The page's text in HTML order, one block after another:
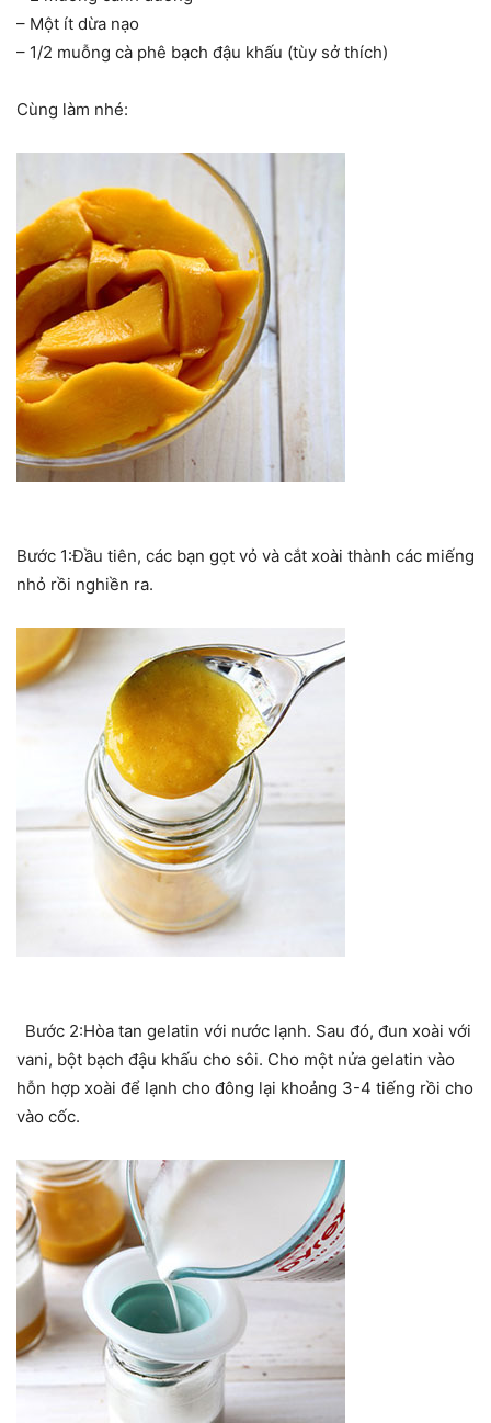
– Một ít dừa nạo
– 1/2 muỗng cà phê bạch đậu khấu (tùy sở thích)
Cùng làm nhé:
Bước 1:Đầu tiên, các bạn gọt vỏ và cắt xoài thành các miếng
nhỏ rồi nghiền ra.
Bước 2:Hòa tan gelatin với nước lạnh. Sau đó, đun xoài với
vani, bột bạch đậu khấu cho sôi. Cho một nửa gelatin vào
hỗn hợp xoài để lạnh cho đông lại khoảng 3-4 tiếng rồi cho
vào cốc.